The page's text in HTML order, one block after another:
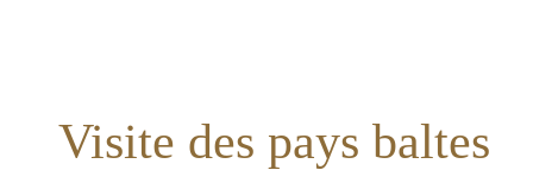
Visite des pays baltes